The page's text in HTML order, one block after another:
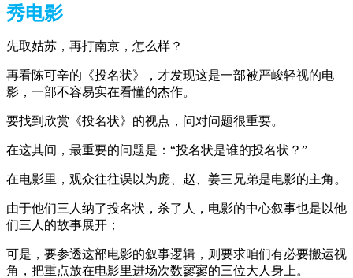
秀电影
先取姑苏，再打南京，怎么样？
再看陈可辛的《投名状》，才发现这是一部被严峻轻视的电
影，一部不容易实在看懂的杰作。
要找到欣赏《投名状》的视点，问对问题很重要。
在这其间，最重要的问题是：“投名状是谁的投名状？”
在电影里，观众往往误以为庞、赵、姜三兄弟是电影的主角。
由于他们三人纳了投名状，杀了人，电影的中心叙事也是以他
们三人的故事展开；
可是，要参透这部电影的叙事逻辑，则要求咱们有必要搬运视
角，把重点放在电影里进场次数寥寥的三位大人身上。